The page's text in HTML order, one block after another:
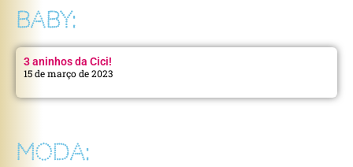
BABY:
3 aninhos da Cici!
15 de março de 2023
MODA: